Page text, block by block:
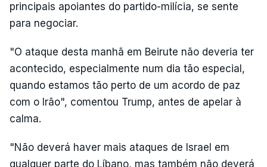
principais apoiantes do partido-milícia, se sente
para negociar.
"O ataque desta manhã em Beirute não deveria ter
acontecido, especialmente num dia tão especial,
quando estamos tão perto de um acordo de paz
com o Irão", comentou Trump, antes de apelar à
calma.
"Não deverá haver mais ataques de Israel em
qualquer parte do Líbano, mas também não deverá